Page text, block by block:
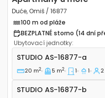
Duće, Omiš / 16877
100 m od pláže
BEZPLATNÉ storno (14 dní
Ubytovací jednotky:
Apartmánové studio
STUDIO AS-16877-a
20 m2 5 m2 1 1 2
Studio AS-16877-b
STUDIO AS-16877-b